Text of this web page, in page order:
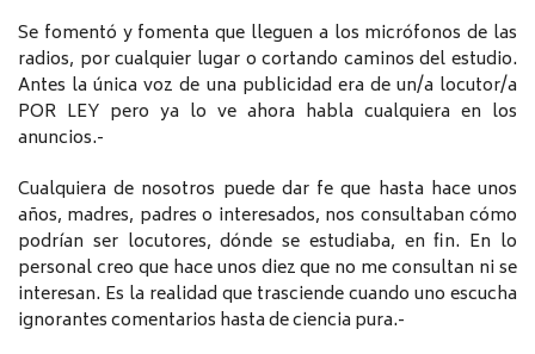
Se fomentó y fomenta que lleguen a los micrófonos de las
radios, por cualquier lugar o cortando caminos del estudio.
Antes la única voz de una publicidad era de un/a locutor/a
POR LEY pero ya lo ve ahora habla cualquiera en los
anuncios.-
Cualquiera de nosotros puede dar fe que hasta hace unos
años, madres, padres o interesados, nos consultaban cómo
podrían ser locutores, dónde se estudiaba, en fin. En lo
personal creo que hace unos diez que no me consultan ni se
interesan. Es la realidad que trasciende cuando uno escucha
ignorantes comentarios hasta de ciencia pura.-